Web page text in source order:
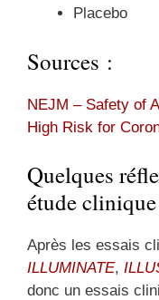
Placebo
Sources :
NEJM – Safety of
High Risk for
Quelques
étude
Après les essais
ILLUMINATE,
donc un essais